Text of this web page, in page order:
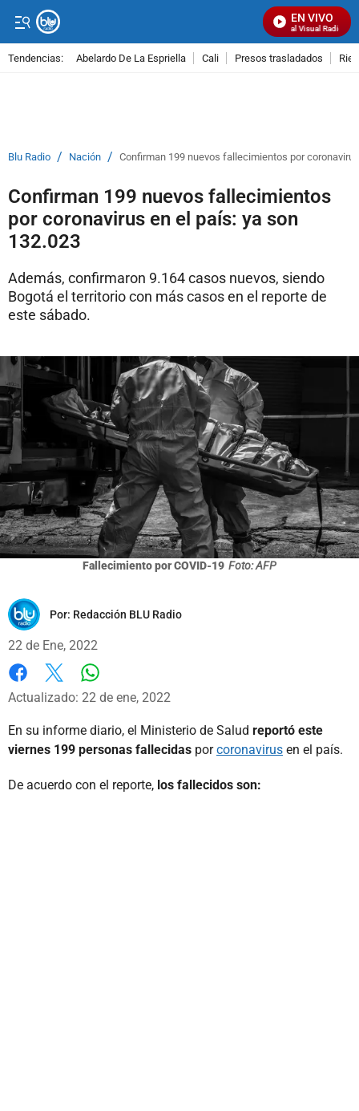
EN VIVO
Señal Visual Radio
Tendencias: Abelardo De La Espriella Cali Presos trasladados
Blu Radio / Nación / Confirman 199 nuevos fallecimientos por
Confirman 199 nuevos fallecimientos
por coronavirus en el país: ya son
132.023
Además, confirmaron 9.164 casos nuevos, siendo
Bogotá el territorio con más casos en el reporte de
este sábado.
Fallecimiento por COVID-19 Foto: AFP
Por: Redacción BLU Radio
22 de Ene, 2022
Facebook
X
Actualizado: 22 de ene, 2022
En su informe diario, el Ministerio de Salud reportó este
viernes 199 personas fallecidas porcoronavirus en el país.
De acuerdo con el reporte, los fallecidos son: